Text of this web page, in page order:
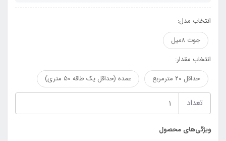
انتخاب مدل:
جوت ۸میل
انتخاب مقدار:
حداقل ۲۰ مترمربع
عمده (حداقل یک طاقه 50 متری)
تعداد
ویژگی‌های محصول